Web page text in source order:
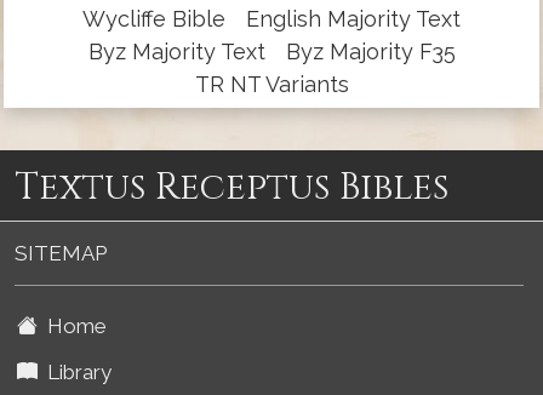
Wycliffe Bible
English Majority Text
Byz Majority Text
Byz Majority F35
TR NT Variants
Textus Receptus Bibles
SITEMAP
Home
Library